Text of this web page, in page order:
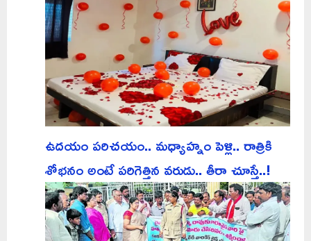
ఉదయం పరిచయం.. మధ్యాహ్నం పెళ్లి.. రాత్రికి
శోభనం అంటే పరిగెత్తిన వరుడు.. తీరా చూస్తే..!